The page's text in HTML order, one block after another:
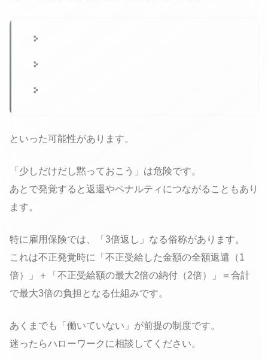
といった可能性があります。
「少しだけだし黙っておこう」は危険です。
あとで発覚すると返還やペナルティにつながることもあり
ます。
特に雇用保険では、「3倍返し」なる俗称があります。
これは不正発覚時に「不正受給した金額の全額返還（1
倍）」＋「不正受給額の最大2倍の納付（2倍）」＝合計
で最大3倍の負担となる仕組みです。
あくまでも「働いていない」が前提の制度です。
迷ったらハローワークに相談してください。